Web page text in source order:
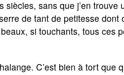
sans que j’en trouve
de tant de petitesse dont
si touchants, tous ces
C’est bien à tort que